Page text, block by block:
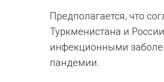
Предполагается, что
Туркменистана и
инфекционными
пандемии.